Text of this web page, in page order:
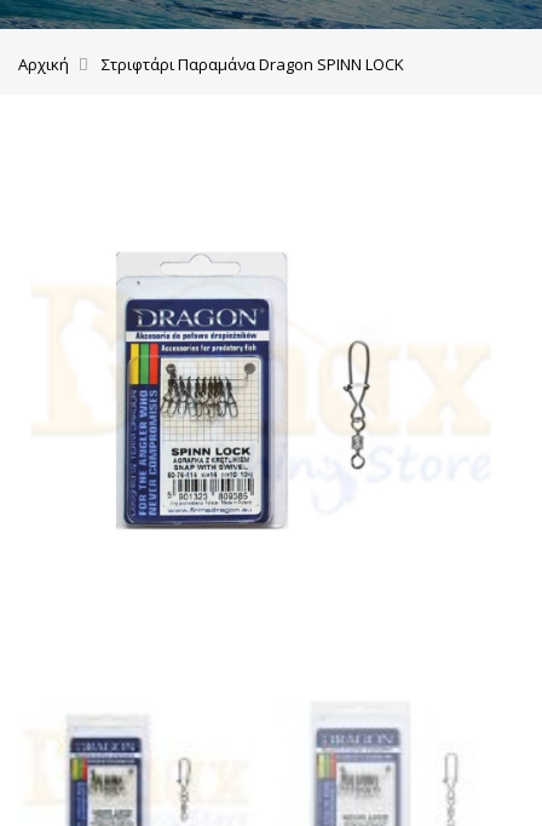
Αρχική Στριφτάρι Παραμάνα Dragon SPINN LOCK